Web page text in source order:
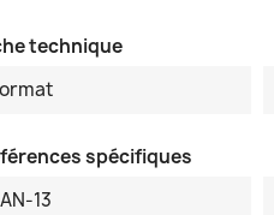
technique
spécifiques
13